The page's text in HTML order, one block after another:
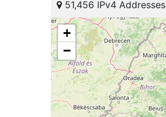
51,456 IPv4 Addresses
+
−